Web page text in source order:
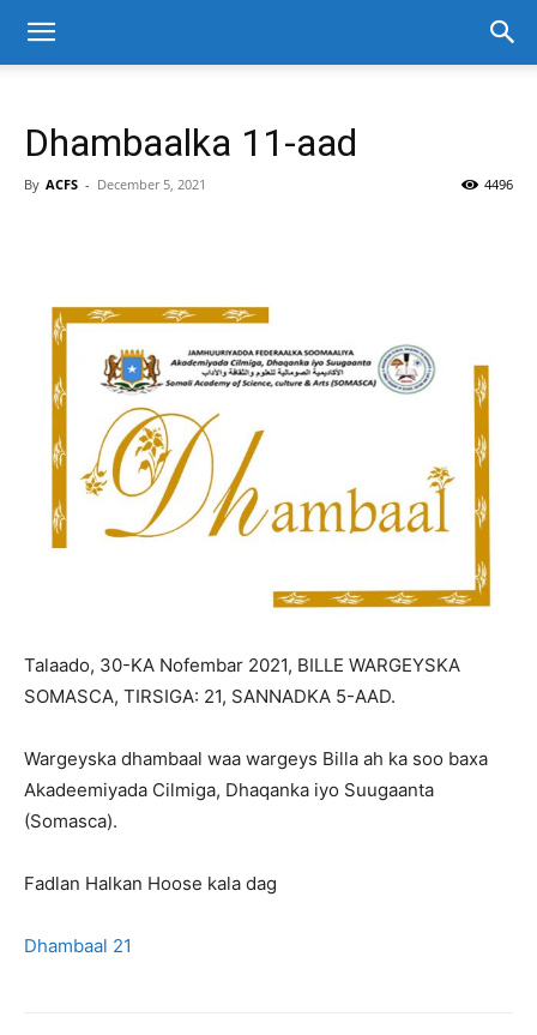
Dhambaalka 11-aad
By ACFS - December 5, 2021 4496
Talaado, 30-KA Nofembar 2021, BILLE WARGEYSKA
SOMASCA, TIRSIGA: 21, SANNADKA 5-AAD.
Wargeyska dhambaal waa wargeys Billa ah ka soo baxa
Akadeemiyada Cilmiga, Dhaqanka iyo Suugaanta
(Somasca).
Fadlan Halkan Hoose kala dag
Dhambaal 21